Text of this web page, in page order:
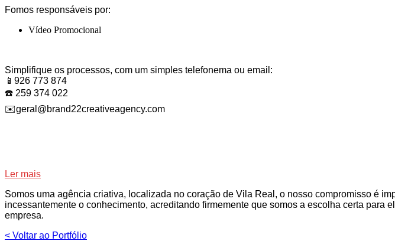
Fomos responsáveis por:
Vídeo Promocional
Simplifique os processos, com um simples telefonema ou email:
📱926 773 874
☎️ 259 374 022
✉️geral@brand22creativeagency.com
Ler mais
Somos uma agência criativa, localizada no coração de Vila Real, o nosso compromisso é
incessantemente o conhecimento, acreditando firmemente que somos a escolha certa
empresa.
< Voltar ao Portfólio